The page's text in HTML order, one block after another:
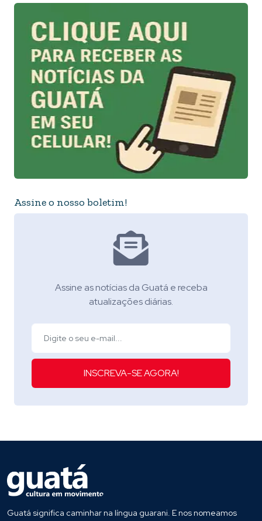
Assine o nosso boletim!
Assine as notícias da Guatá e receba
atualizações diárias.
INSCREVA-SE AGORA!
Guatá significa caminhar na língua guarani. E nos nomeamos